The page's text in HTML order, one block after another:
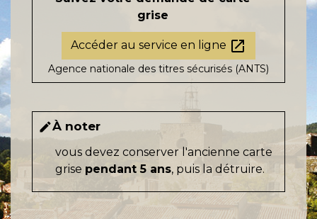
grise
Accéder au service en ligne open_in_new
Agence nationale des titres sécurisés (ANTS)
editÀ noter
vous devez conserver l'ancienne carte
grise pendant 5 ans, puis la détruire.